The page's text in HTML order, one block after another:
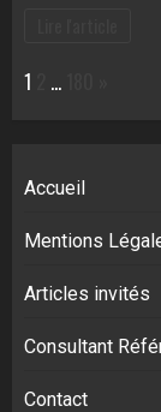
Page:
1 …
Accueil
Mentions
Articles invités
Consultant
Contact